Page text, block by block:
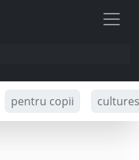
pentru copii